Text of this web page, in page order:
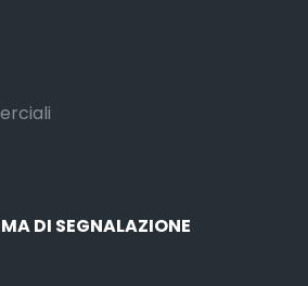
DI SEGNALAZIONE